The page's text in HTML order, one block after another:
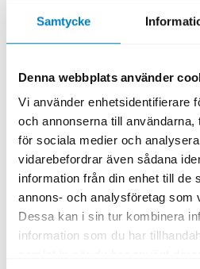
Samtycke
Denna webbplats använder
Vi använder enhetsidentifierare
och annonserna till användarna,
för sociala medier och
vidarebefordrar även sådana
information från din enhet till de
annons- och analysföretag som
Dessa kan i sin tur kombinera
information som du har
direkt finansiering i rätt
funnits sedan 1952. Där
cirka 80 000 eldrivna
000 lyftvagnar.
100 länder.
Vilken